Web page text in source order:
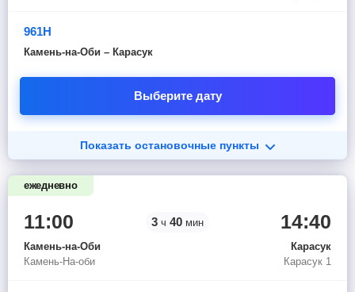
961Н
Камень-на-Оби – Карасук
Выберите дату
Показать остановочные пункты
11:00
Камень-на-Оби
Камень-На-оби
3 ч 40 мин 14:40
Карасук
Карасук 1
ежедневно